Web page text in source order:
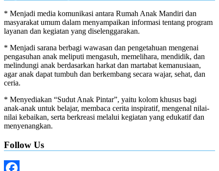
* Menjadi media komunikasi antara Rumah Anak Mandiri dan
masyarakat umum dalam menyampaikan informasi tentang program
layanan dan kegiatan yang diselenggarakan.
* Menjadi sarana berbagi wawasan dan pengetahuan mengenai
pengasuhan anak meliputi mengasuh, memelihara, mendidik, dan
melindungi anak berdasarkan harkat dan martabat kemanusiaan,
agar anak dapat tumbuh dan berkembang secara wajar, sehat, dan
ceria.
* Menyediakan “Sudut Anak Pintar”, yaitu kolom khusus bagi
anak-anak untuk belajar, membaca cerita inspiratif, mengenal nilai-
nilai kebaikan, serta berkreasi melalui kegiatan yang edukatif dan
menyenangkan.
Follow Us